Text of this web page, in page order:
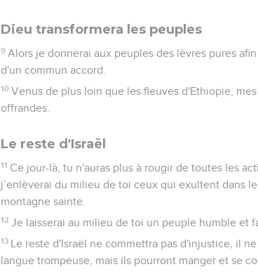
Dieu transformera les peuples
9 Alors je donnerai aux peuples des lèvres pures
d'un commun accord.
10 Venus de plus loin que les fleuves d'Ethiopie,
offrandes.
Le reste d'Israël
11 Ce jour-là, tu n'auras plus à rougir de toutes les
j’enlèverai du milieu de toi ceux qui exultent dans
montagne sainte.
12 Je laisserai au milieu de toi un peuple humble et
13 Le reste d'Israël ne commettra pas d'injustice, il
langue trompeuse, mais ils pourront manger et se